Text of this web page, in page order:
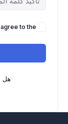
to the
هل